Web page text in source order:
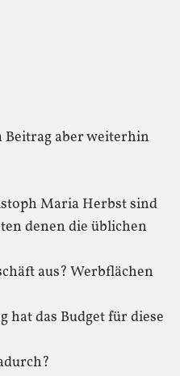
Beitrag aber weiterhin
Maria Herbst sind
denen die üblichen
aus? Werbflächen
hat das Budget für diese